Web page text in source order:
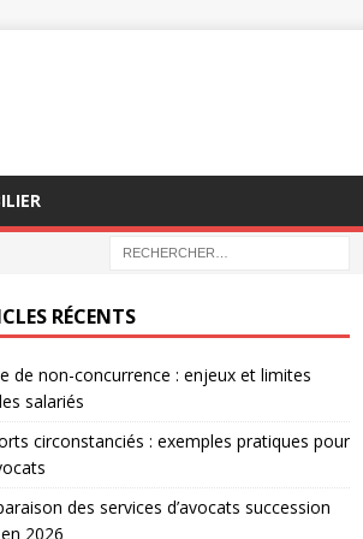
RÉCENTS
de non-concurrence : enjeux et limites
salariés
circonstanciés : exemples pratiques pour
des services d’avocats succession
2026